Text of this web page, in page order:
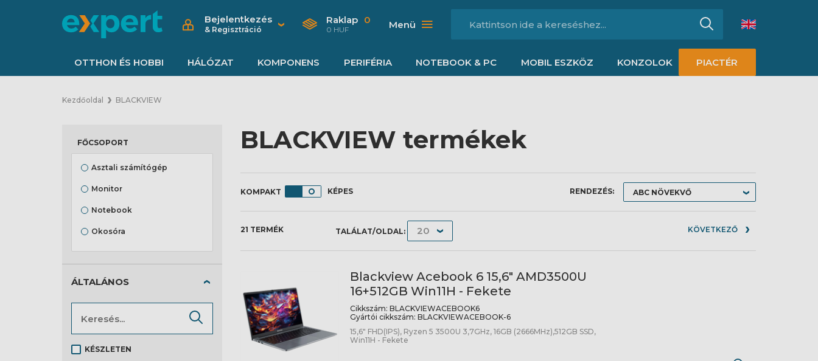
Bejelentkezés
& Regisztráció
Raklap 0
0 HUF Menü
OTTHON ÉS HOBBI HÁLÓZAT KOMPONENS PERIFÉRIA NOTEBOOK & PC MOBIL ESZKÖZ KONZOLOK PIACTÉR
Kezdőoldal BLACKVIEW
BLACKVIEW termékek
KÉPES RENDEZÉS:
21 TERMÉK TALÁLAT/OLDAL: KÖVETKEZŐ
Blackview Acebook 6 15,6" AMD3500U
16+512GB Win11H - Fekete
Cikkszám: BLACKVIEWACEBOOK6
Gyártói cikkszám: BLACKVIEWACEBOOK-6
15,6" FHD(IPS), Ryzen 5 3500U 3,7GHz, 16GB (2666MHz),512GB SSD,
Win11H - Fekete
FŐCSOPORT
Asztali számítógép
Monitor
Notebook
Okosóra
Tablet
ÁLTALÁNOS
KÉSZLETEN